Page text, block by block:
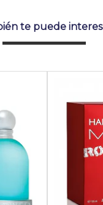
te puede